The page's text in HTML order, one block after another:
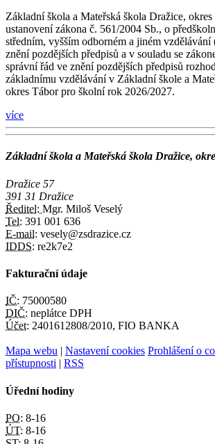
Základní škola a Mateřská škola Dražice,
ustanovení zákona č. 561/2004 Sb., o
středním, vyšším odborném a jiném
znění pozdějších předpisů a v souladu se
správní řád ve znění pozdějších předpisů
základnímu vzdělávání v Základní škole a
okres Tábor pro školní rok 2026/2027.
více
Základní škola a Mateřská škola Dražice,
Dražice 57
391 31 Dražice
Ředitel: Mgr. Miloš Veselý
Tel: 391 001 636
E-mail: vesely@zsdrazice.cz
IDDS: re2k7e2
Fakturační údaje
IČ: 75000580
DIČ: neplátce DPH
Účet: 2401612808/2010, FIO BANKA
Mapa webu | Nastavení cookies Prohlášení o
přístupnosti | RSS
Úřední hodiny
PO: 8-16
ÚT: 8-16